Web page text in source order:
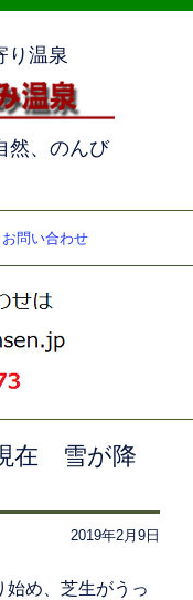
り温泉
然、のんび
お問い合わせ
在 雪が降
2019年2月9日
め、芝生がうっ